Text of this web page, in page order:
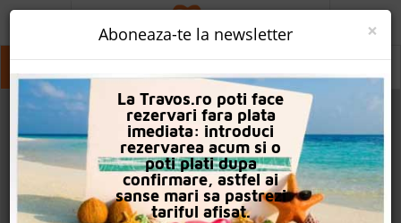
Belek Belek Belek
PROMO
CAUTA REZERVARE
OFERTA PERSONALIZATA
DESPRE NOI
LOGIN
×
Aboneaza-te la newsletter
La Travos.ro poti face
rezervari fara plata
imediata: introduci
rezervarea acum si o
poti plati dupa
confirmare, astfel ai
sanse mari sa pastrezi
tariful afisat.